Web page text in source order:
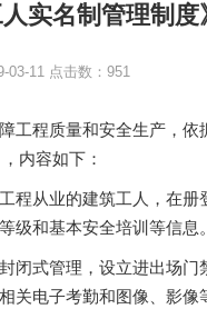
实名制管理制度
03-11 点击数：951
程质量和安全生产，
内容如下：
从业的建筑工人，在
和基本安全培训等信
式管理，设立进出场
电子考勤和图像、影